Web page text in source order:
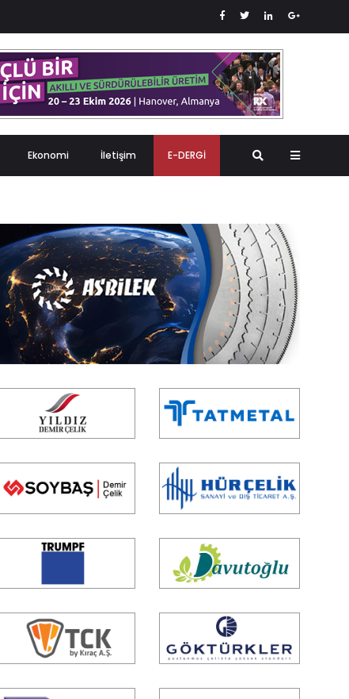
Ekonomi İletişim E-DERGİ